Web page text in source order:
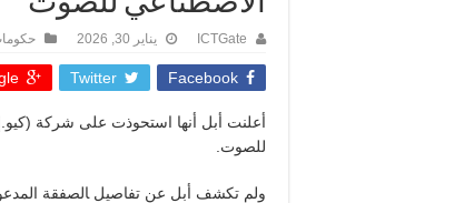
ICTGate يناير 30, 2026
Facebook
Twitter
+
أعلنت أبل أنها استحوذت على شركة
للصوت.
ولم تكشف أبل عن ⁠تفاصيل ‍الصفقة